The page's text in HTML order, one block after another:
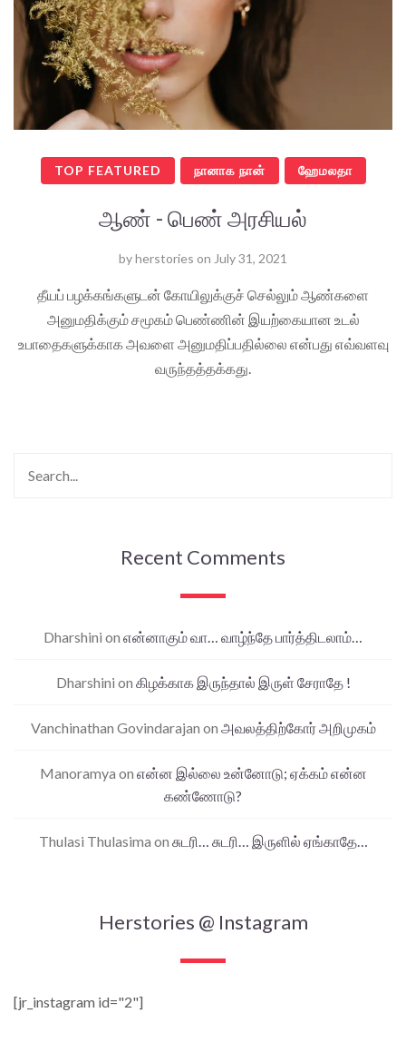
TOP FEATURED நானாக நான் ஹேமலதா
ஆண் - பெண் அரசியல்
byherstories on July 31, 2021
தீயப் பழக்கங்களுடன் கோயிலுக்குச் செல்லும் ஆண்களை
அனுமதிக்கும் சமூகம் பெண்ணின் இயற்கையான உடல்
உபாதைகளுக்காக அவளை அனுமதிப்பதில்லை என்பது எவ்வளவு
வருந்தத்தக்கது.
Recent Comments
Dharshini on என்னாகும் வா… வாழ்ந்தே பார்த்திடலாம்…
Dharshini on கிழக்காக இருந்தால் இருள் சேராதே !
Vanchinathan Govindarajan on அவலத்திற்கோர் அறிமுகம்
Manoramya on என்ன இல்லை உன்னோடு; ஏக்கம் என்ன
கண்ணோடு?
Thulasi Thulasima on சுடரி… சுடரி… இருளில் ஏங்காதே…
Herstories @ Instagram
[jr_instagram id="2"]